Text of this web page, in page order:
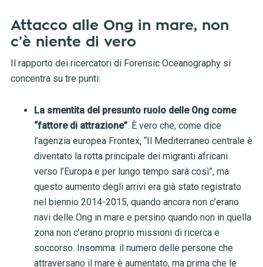
Attacco alle Ong in mare, non
c’è niente di vero
Il rapporto dei ricercatori di Forensic Oceanography si
concentra su tre punti:
La smentita del presunto ruolo delle Ong come
“fattore di attrazione”. È vero che, come dice
l’agenzia europea Frontex, “Il Mediterraneo centrale è
diventato la rotta principale dei migranti africani
verso l’Europa e per lungo tempo sarà così”, ma
questo aumento degli arrivi era già stato registrato
nel biennio 2014-2015, quando ancora non c’erano
navi delle Ong in mare e persino quando non in quella
zona non c’erano proprio missioni di ricerca e
soccorso. Insomma: il numero delle persone che
attraversano il mare è aumentato, ma prima che le